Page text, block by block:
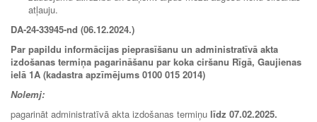
atļauju.
DA-24-33945-nd (06.12.2024.)
Par papildu informācijas pieprasīšanu un administratīvā akta
izdošanas termiņa pagarināšanu par koka ciršanu Rīgā, Gaujienas
ielā 1A (kadastra apzīmējums 0100 015 2014)
Nolemj:
pagarināt administratīvā akta izdošanas termiņu līdz 07.02.2025.